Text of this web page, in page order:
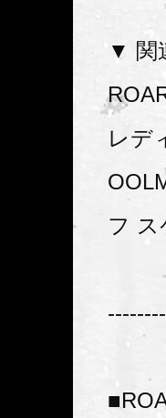
▼ 関
レデ
フ ス